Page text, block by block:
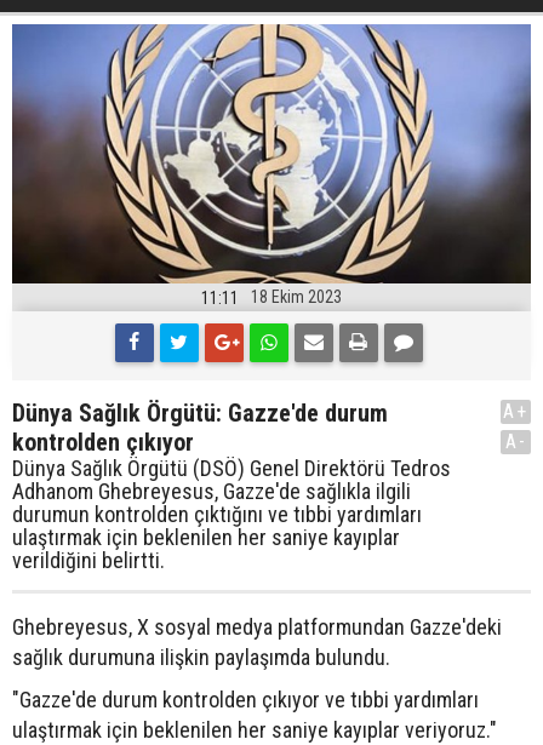
11:11 18 Ekim 2023
Dünya Sağlık Örgütü: Gazze'de durum
kontrolden çıkıyor
Dünya Sağlık Örgütü (DSÖ) Genel Direktörü Tedros
Adhanom Ghebreyesus, Gazze'de sağlıkla ilgili
durumun kontrolden çıktığını ve tıbbi yardımları
ulaştırmak için beklenilen her saniye kayıplar
verildiğini belirtti.
A+
A-
Ghebreyesus, X sosyal medya platformundan Gazze'deki
sağlık durumuna ilişkin paylaşımda bulundu.
"Gazze'de durum kontrolden çıkıyor ve tıbbi yardımları
ulaştırmak için beklenilen her saniye kayıplar veriyoruz."